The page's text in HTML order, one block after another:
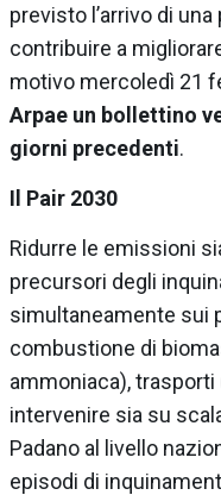
previsto l’arrivo di
contribuire a
motivo mercoledì 21
Arpae un bollettino
giorni precedenti.
Il Pair 2030
Ridurre le emissioni
precursori degli
simultaneamente sui
combustione di
ammoniaca), trasporti
intervenire sia su
Padano al livello
episodi di